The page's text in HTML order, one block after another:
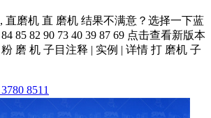
, 直磨机 直 磨机 结果不满意？选择一下蓝
85 82 90 73 40 39 87 69 点击查看新版本
磨 机 子目注释 | 实例 | 详情 打 磨机 子
8511